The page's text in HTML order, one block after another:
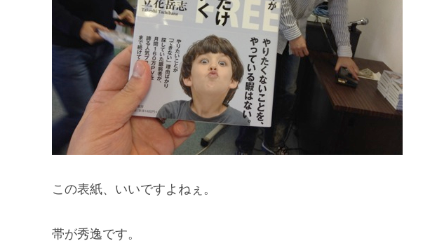
この表紙、いいですよねぇ。
帯が秀逸です。